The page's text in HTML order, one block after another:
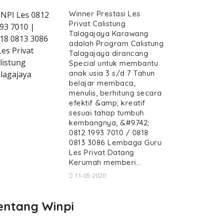
calistung-talagajaya--guru-
Privat Calistung Talagajaya,
Talagajaya, Guru Calistung datang
Les Privat Calistung
Calistung Talagajaya, Guru
Les 0812
7010 |
0813 3086
Privat
Winner Prestasi Les
Privat Calistung
Talagajaya Karawang
adalah Program Calistung
Talagajaya dirancang
Special untuk membantu
anak usia 3 s/d 7 Tahun
belajar membaca,
menulis, berhitung secara
efektif &amp; kreatif
sesuai tahap tumbuh
kembangnya, &#9742;
0812 1993 7010 / 0818
0813 3086 Lembaga Guru
Les Privat Datang
Kerumah memberi…
11-05-2020
Winpi